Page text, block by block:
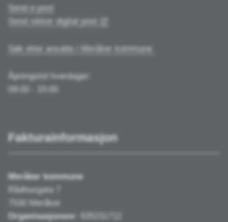
Send e-post
Send sikker digital post
Søk etter ansatte i Meråker kommune
Åpningstid hverdager:
Fakturainformasjon
Meråker kommune
Rådhusgata 7
7530 Meråker
Organisasjonsnr